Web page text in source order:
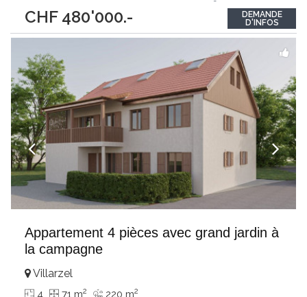
CHF 480'000.-
erwartet Sie ein grosszügiger Wohn- und Essbereich mit
Zugang zum sonnigen Balkon und Blick auf der gepflegten
DEMANDE
D'INFOS
Appartement 4 pièces avec grand jardin à
la campagne
Villarzel
4 71 m2 220 m2